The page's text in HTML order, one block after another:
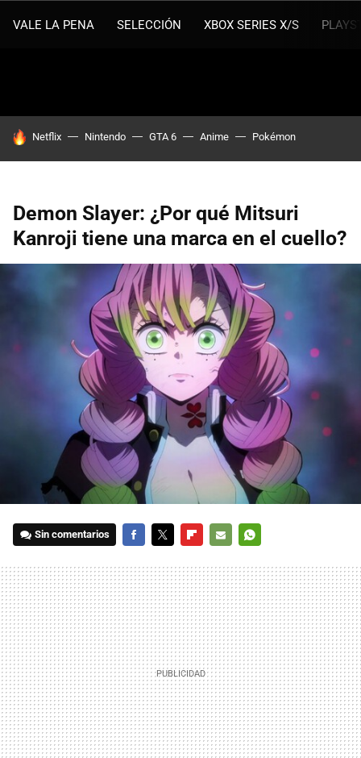
VALE LA PENA SELECCIÓN XBOX SERIES X/S
HOY SE HABLA DE
Netflix Nintendo GTA 6 Anime Pokémon
Demon Slayer: ¿Por qué Mitsuri
Kanroji tiene una marca en el cuello?
Sin comentarios
MAIL